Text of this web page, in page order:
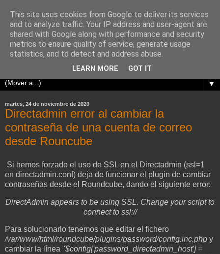
¿Dónde está Wally?
Cualquier parecido de estos post con la vida real es pura
coincidencia.
▼
martes, 24 de noviembre de 2020
Directadmin error al cambiar la
contraseña de una cuenta de correo
desde Rouncube
Si hemos forzado el uso de SSL en el Directadmin (ssl=1
en directadmin.conf) deja de funcionar el plugin de cambiar
contraseñas desde el Roundcube, dando el siguiente error:
DirectAdmin appears to be using SSL. Change your script to
connect to ssl://
Para solucionarlo tenemos que editar el fichero
/var/www/html/roundcube/plugins/password/config.inc.php y
cambiar la línea "$config['password_directadmin_host'] =
This site uses cookies from Google to deliver its services
and to analyze traffic. Your IP address and user-agent are
shared with Google along with performance and security
metrics to ensure quality of service, generate usage
statistics, and to detect and address abuse.
LEARN MORE GOT IT